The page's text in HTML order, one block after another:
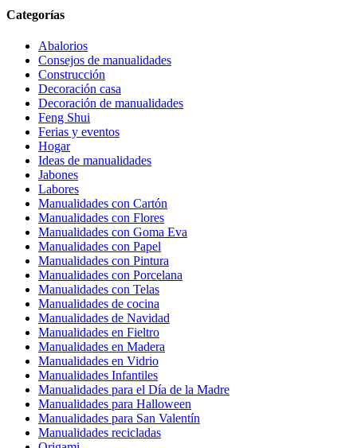
Categorías
Abalorios
Consejos de manualidades
Construcción
Decoración casa
Decoración de manualidades
Feng Shui
Ferias y eventos
Hogar
Ideas de manualidades
Jabones
Labores
Manualidades con Cartón
Manualidades con Flores
Manualidades con Goma Eva
Manualidades con Papel
Manualidades con Pintura
Manualidades con Porcelana
Manualidades con Telas
Manualidades de cocina
Manualidades de Navidad
Manualidades en Fieltro
Manualidades en Madera
Manualidades en Vidrio
Manualidades Infantiles
Manualidades para el Día de la Madre
Manualidades para Halloween
Manualidades para San Valentín
Manualidades recicladas